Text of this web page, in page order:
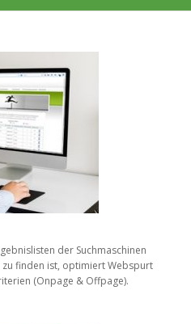
der Suchmaschinen
finden ist, optimiert Webspurt
(Onpage & Offpage).